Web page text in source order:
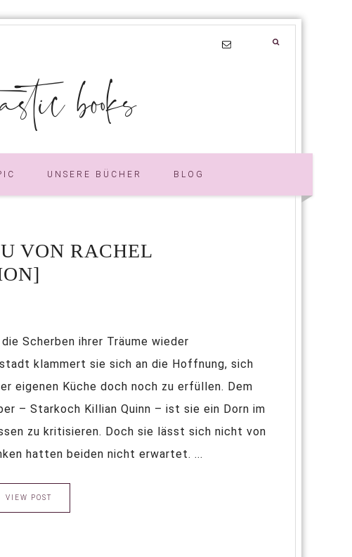
books
UNSERE BÜCHER BLOG
VON RACHEL
Scherben ihrer Träume wieder
klammert sie sich an die Hoffnung, sich
eigenen Küche doch noch zu erfüllen. Dem
– Starkoch Killian Quinn – ist sie ein Dorn im
zu kritisieren. Doch sie lässt sich nicht von
hatten beiden nicht erwartet. ...
VIEW POST